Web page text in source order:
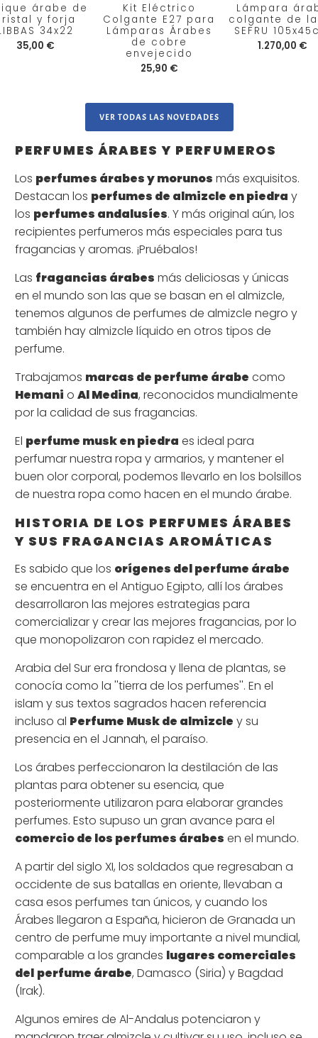
árabe de
y forja
34x22
35,00 €
Kit Eléctrico
Colgante E27 para
Lámparas Árabes
de cobre
envejecido
25,90 €
Lámpara
colgante de
SEFRU
1.270,00 €
VER TODAS LAS NOVEDADES
PERFUMES ÁRABES Y PERFUMEROS
Los perfumes árabes y morunos más exquisitos.
Destacan los perfumes de almizcle en piedra y
los perfumes andalusíes. Y más original aún, los
recipientes perfumeros más especiales para tus
fragancias y aromas. ¡Pruébalos!
Las fragancias árabes más deliciosas y únicas
en el mundo son las que se basan en el almizcle,
tenemos algunos de perfumes de almizcle negro y
también hay almizcle líquido en otros tipos de
perfume.
Trabajamos marcas de perfume árabe como
Hemani oAl Medina, reconocidos mundialmente
por la calidad de sus fragancias.
El perfume musk en piedra es ideal para
perfumar nuestra ropa y armarios, y mantener el
buen olor corporal, podemos llevarlo en los bolsillos
de nuestra ropa como hacen en el mundo árabe.
HISTORIA DE LOS PERFUMES ÁRABES
Y SUS FRAGANCIAS AROMÁTICAS
Es sabido que los orígenes del perfume árabe
se encuentra en el Antiguo Egipto, allí los árabes
desarrollaron las mejores estrategias para
comercializar y crear las mejores fragancias, por lo
que monopolizaron con rapidez el mercado.
Arabia del Sur era frondosa y llena de plantas, se
conocía como la ''tierra de los perfumes''. En el
islam y sus textos sagrados hacen referencia
incluso al Perfume Musk de almizcle y su
presencia en el Jannah, el paraíso.
Los árabes perfeccionaron la destilación de las
plantas para obtener su esencia, que
posteriormente utilizaron para elaborar grandes
perfumes. Esto supuso un gran avance para el
comercio de los perfumes árabes en el mundo.
A partir del siglo XI, los soldados que regresaban a
occidente de sus batallas en oriente, llevaban a
casa esos perfumes tan únicos, y cuando los
Árabes llegaron a España, hicieron de Granada un
centro de perfume muy importante a nivel mundial,
comparable a los grandes lugares comerciales
del perfume árabe, Damasco (Siria) y Bagdad
(Irak).
Algunos emires de Al-Andalus potenciaron y